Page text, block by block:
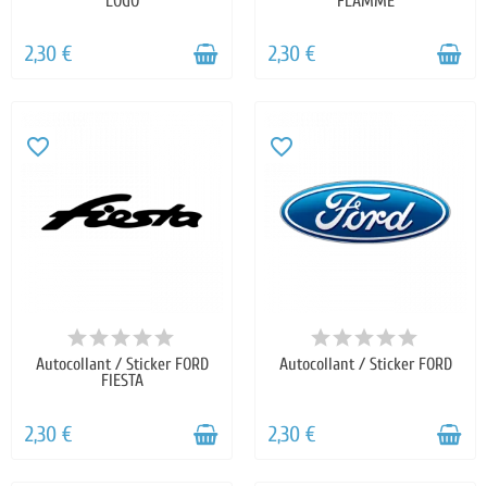
2,30 € 2,30 €
favorite_border
Autocollant / Sticker FORD
FIESTA
2,30 €
favorite_border
Autocollant / Sticker FORD
2,30 €